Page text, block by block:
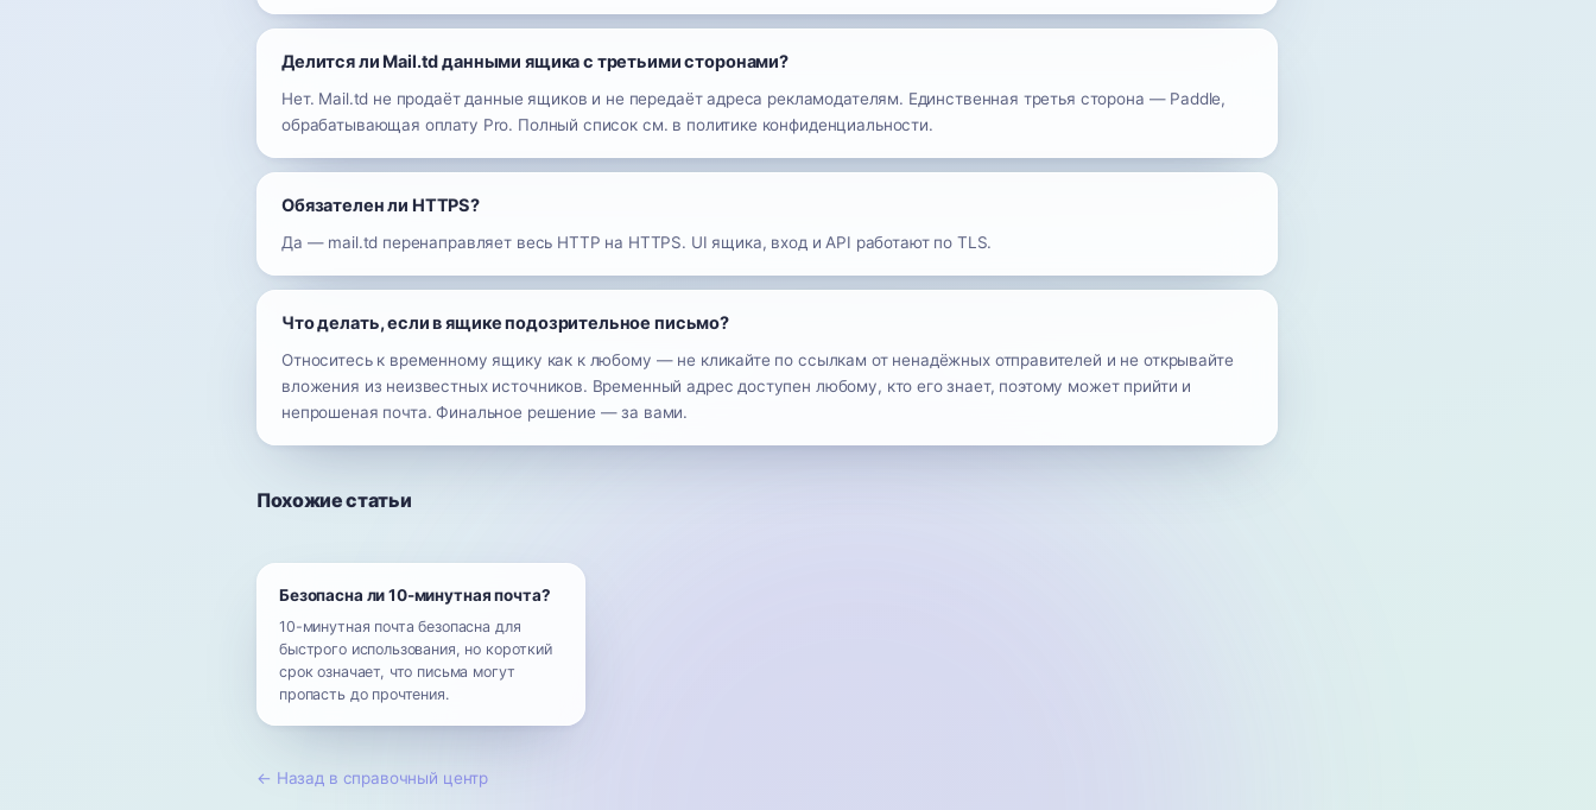
Делится ли Mail.td данными ящика с третьими сторонами?
Нет. Mail.td не продаёт данные ящиков и не передаёт адреса рекламодателям. Единственная третья сторона — Paddle,
обрабатывающая оплату Pro. Полный список см. в политике конфиденциальности.
Обязателен ли HTTPS?
Да — mail.td перенаправляет весь HTTP на HTTPS. UI ящика, вход и API работают по TLS.
Что делать, если в ящике подозрительное письмо?
Относитесь к временному ящику как к любому — не кликайте по ссылкам от ненадёжных отправителей и не открывайте
вложения из неизвестных источников. Временный адрес доступен любому, кто его знает, поэтому может прийти и
непрошеная почта. Финальное решение — за вами.
Похожие статьи
Безопасна ли 10-минутная почта?
10-минутная почта безопасна для
быстрого использования, но короткий
срок означает, что письма могут
пропасть до прочтения.
← Назад в справочный центр